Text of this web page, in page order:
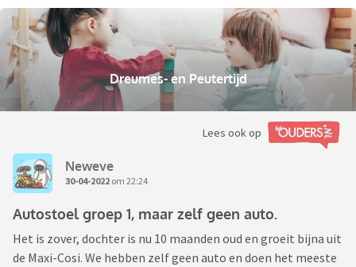
Dreumes- en Peutertijd
Lees ook op
Neweve
30-04-2022 om 22:24
Autostoel groep 1, maar zelf geen auto.
Het is zover, dochter is nu 10 maanden oud en groeit bijna uit
de Maxi-Cosi. We hebben zelf geen auto en doen het meeste